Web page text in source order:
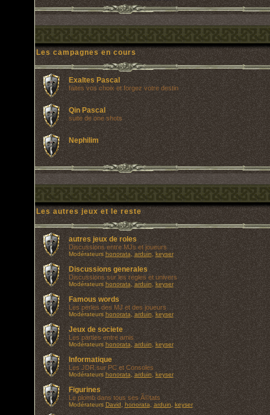
Les campagnes en cours
Exaltes Pascal
faites vos choix et forgez votre destin
Qin Pascal
suite de one shots
Nephilim
Les autres jeux et le reste
autres jeux de roles
Discussions entre MJs et joueurs
Modérateurs honorata ,arduin ,keyser
Discussions generales
Discussions sur les regles et univers
Modérateurs honorata ,arduin ,keyser
Famous words
Les perles des MJ et des joueurs
Modérateurs honorata ,arduin ,keyser
Jeux de societe
Les parties entre amis
Modérateurs honorata ,arduin ,keyser
Informatique
Les JDR sur PC et Consoles
Modérateurs honorata ,arduin ,keyser
Figurines
Le plomb dans tous ses Ã©tats
Modérateurs David honorata arduin keyser